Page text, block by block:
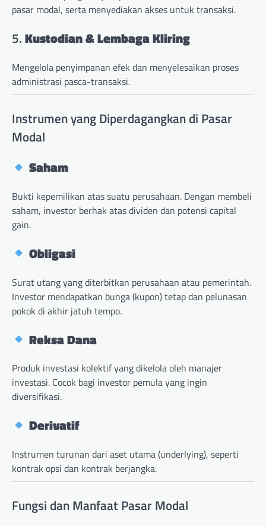
pasar modal, serta menyediakan akses untuk transaksi.
5.Kustodian & Lembaga Kliring
Mengelola penyimpanan efek dan menyelesaikan proses
administrasi pasca-transaksi.
Instrumen yang Diperdagangkan di Pasar
Modal
Saham
Bukti kepemilikan atas suatu perusahaan. Dengan membeli
saham, investor berhak atas dividen dan potensi capital
gain.
Obligasi
Surat utang yang diterbitkan perusahaan atau pemerintah.
Investor mendapatkan bunga (kupon) tetap dan pelunasan
pokok di akhir jatuh tempo.
Reksa Dana
Produk investasi kolektif yang dikelola oleh manajer
investasi. Cocok bagi investor pemula yang ingin
diversifikasi.
Derivatif
Instrumen turunan dari aset utama (underlying), seperti
kontrak opsi dan kontrak berjangka.
Fungsi dan Manfaat Pasar Modal